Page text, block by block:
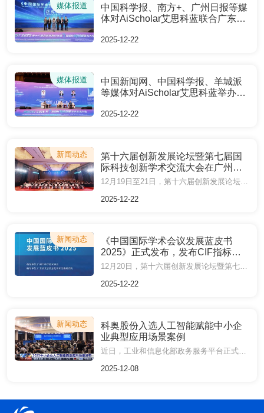
媒体报道
中国科学报、南方+、广州日报等媒
体对AiScholar艾思科蓝联合广东省
《中国国际学术会议发展蓝皮书
2025-12-22
媒体报道
中国新闻网、中国科学报、羊城派
等媒体对AiScholar艾思科蓝举办的
际科技创新学术交流大会进行报道
2025-12-22
新闻动态
第十六届创新发展论坛暨第七届国
际科技创新学术交流大会在广州召
开
2025-12-22
新闻动态
《中国国际学术会议发展蓝皮书
2025》正式发布，发布CIF指标推
动行业评价方法研究
12月20日，第十六届创新发展论坛暨第七届国际科技创新学术交流大会（IAECST 2025）在广州召开。中国工程院院士、华南理工大学陈克复教授，欧洲科学院外籍院士、IEEE Life Fellow、华南理工大学陈俊龙教授，剑桥大学Ali Reza Kamali教授，马来西亚理工大学副校长Ali Selamat教授等院士专家出席并作报告。会上，《中国国际学术会议发展蓝皮书2025》（以下简称《蓝皮书2025》）正式对外发布。
2025-12-22
新闻动态
科奥股份入选人工智能赋能中小企
业典型应用场景案例
近日，工业和信息化部政务服务平台正式发布了2025年人工智能赋能中小企业典型应用场景案例。其中，广州科奥信息技术股份有限公司（以下简称“科奥股份”）旗下品牌AiScholar艾思科蓝自主研发的“面向科研领域的一站式科研服务平台”凭借创新技术与显著成效成功入选，成为科研领域智能化转型标杆。
2025-12-08